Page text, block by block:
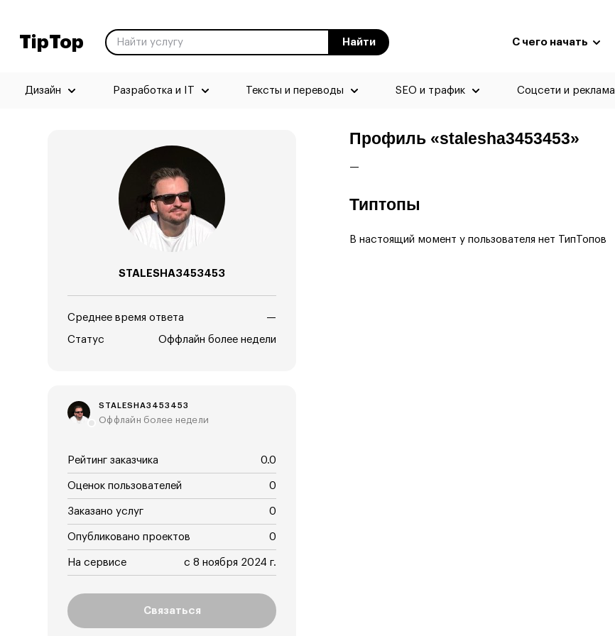
TipTop Найти С чего начать
Дизайн Разработка и IT Тексты и переводы SEO и трафик Соцсети и реклама
STALESHA3453453
Среднее время ответа —
Статус Оффлайн более недели
STALESHA3453453
Оффлайн более недели
Рейтинг заказчика 0.0
Оценок пользователей 0
Заказано услуг 0
Опубликовано проектов 0
На сервисе с 8 ноября 2024 г.
Связаться
Профиль «stalesha3453453»
—
Типтопы
В настоящий момент у пользователя нет ТипТопов